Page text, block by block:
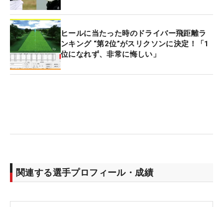
ヒールに当たった時のドライバー飛距離ラ
ンキング “第2位”がスリクソンに決定！「1
位になれず、非常に悔しい」
関連する選手プロフィール・成績